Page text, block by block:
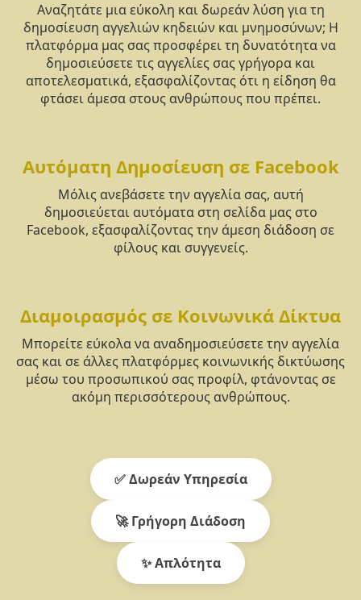
Αναζητάτε μια εύκολη και δωρεάν λύση για τη
δημοσίευση αγγελιών κηδειών και μνημοσύνων; Η
πλατφόρμα μας σας προσφέρει τη δυνατότητα να
δημοσιεύσετε τις αγγελίες σας γρήγορα και
αποτελεσματικά, εξασφαλίζοντας ότι η είδηση θα
φτάσει άμεσα στους ανθρώπους που πρέπει.
Αυτόματη Δημοσίευση σε Facebook
Μόλις ανεβάσετε την αγγελία σας, αυτή
δημοσιεύεται αυτόματα στη σελίδα μας στο
Facebook, εξασφαλίζοντας την άμεση διάδοση σε
φίλους και συγγενείς.
Διαμοιρασμός σε Κοινωνικά Δίκτυα
Μπορείτε εύκολα να αναδημοσιεύσετε την αγγελία
σας και σε άλλες πλατφόρμες κοινωνικής δικτύωσης
μέσω του προσωπικού σας προφίλ, φτάνοντας σε
ακόμη περισσότερους ανθρώπους.
✅ Δωρεάν Υπηρεσία
🚀 Γρήγορη Διάδοση
✨ Απλότητα